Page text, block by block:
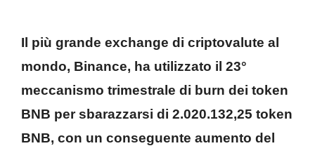
Il più grande exchange di criptovalute al
mondo, Binance, ha utilizzato il 23°
meccanismo trimestrale di burn dei token
BNB per sbarazzarsi di 2.020.132,25 token
BNB, con un conseguente aumento del